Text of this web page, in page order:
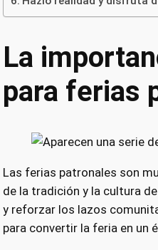
La
para ferias
Las ferias patronales son
de la tradición y la cultura
y reforzar los lazos
para convertir la feria en un